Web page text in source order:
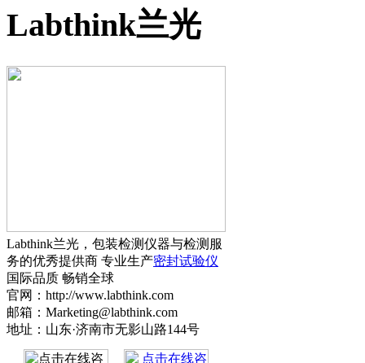
Labthink兰光
Labthink兰光，包装检测仪器与检测服
务的优秀提供商 专业生产密封试验仪
国际品质 畅销全球
官网：http://www.labthink.com
邮箱：Marketing@labthink.com
地址：山东·济南市无影山路144号